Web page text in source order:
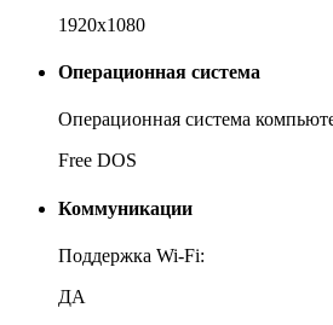
1920x1080
Операционная система
Операционная система
Free DOS
Коммуникации
Поддержка Wi-Fi:
ДА